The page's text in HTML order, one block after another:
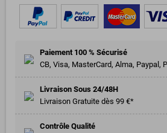
Paiement 100 % Sécurisé
CB, Visa, MasterCard, Alma, Paypal,
Livraison Sous 24/48H
Livraison Gratuite dès 99 €*
Contrôle Qualité